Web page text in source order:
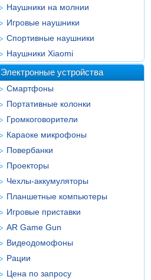
Наушники на молнии
Игровые наушники
Спортивные наушники
Наушники Xiaomi
Электронные устройства
Смартфоны
Портативные колонки
Громкоговорители
Караоке микрофоны
Повербанки
Проекторы
Чехлы-аккумуляторы
Планшетные компьютеры
Игровые приставки
AR Game Gun
Видеодомофоны
Рации
Цена по запросу